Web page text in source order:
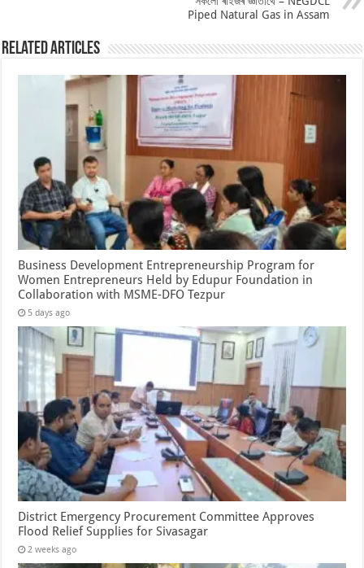
Piped Natural Gas in Assam
Related Articles
Business Development Entrepreneurship Program for
Women Entrepreneurs Held by Edupur Foundation in
Collaboration with MSME-DFO Tezpur
5 days ago
District Emergency Procurement Committee Approves
Flood Relief Supplies for Sivasagar
2 weeks ago